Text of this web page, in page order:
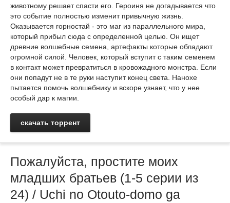
животному решает спасти его. Героиня не догадывается что
это событие полностью изменит привычную жизнь.
Оказывается горностай - это маг из параллельного мира,
который прибыл сюда с определенной целью. Он ищет
древние волшебные семена, артефакты которые обладают
огромной силой. Человек, который вступит с таким семенем
в контакт может превратиться в кровожадного монстра. Если
они попадут не в те руки наступит конец света. Нанохе
пытается помочь волшебнику и вскоре узнает, что у нее
особый дар к магии.
скачать торрент
Пожалуйста, простите моих
младших братьев (1-5 серии из
24) / Uchi no Otouto-domo ga